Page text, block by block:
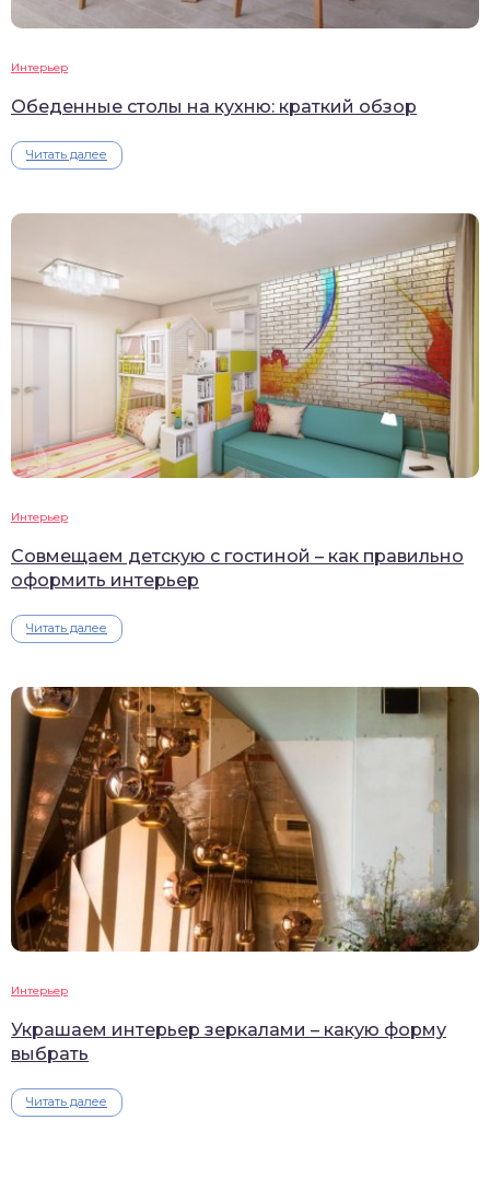
Интерьер
Обеденные столы на кухню: краткий обзор
Читать далее
Интерьер
Совмещаем детскую с гостиной – как правильно
оформить интерьер
Читать далее
Интерьер
Украшаем интерьер зеркалами – какую форму
выбрать
Читать далее